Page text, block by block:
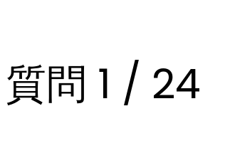
質問 1 / 24